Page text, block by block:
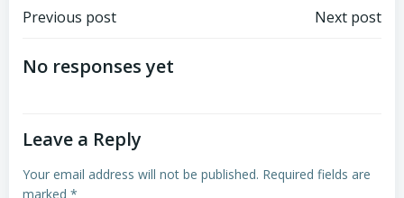
Post
navigation
Previous post Next post
No responses yet
Leave a Reply
Your email address will not be published. Required fields are
marked *